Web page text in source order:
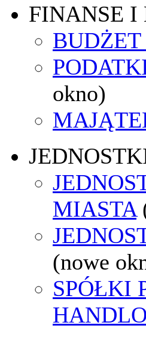
FINANSE I
okno)
MIASTA
(nowe
SPÓŁKI